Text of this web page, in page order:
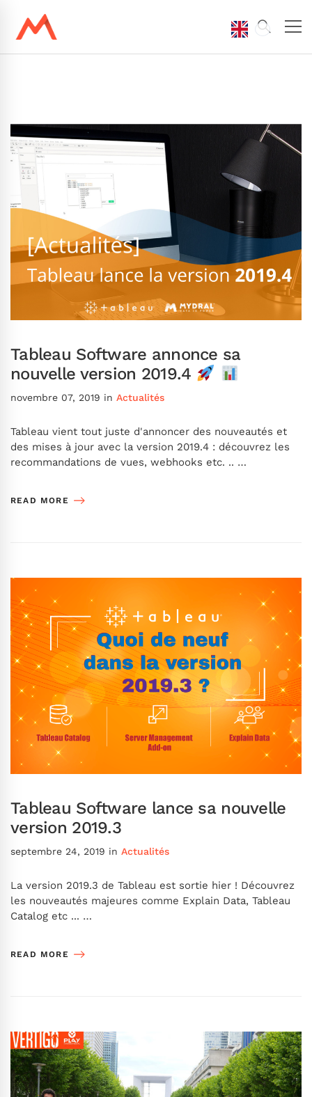
Tableau Software annonce sa
nouvelle version 2019.4
novembre 07, 2019 in Actualités
Tableau vient tout juste d'annoncer des nouveautés et
des mises à jour avec la version 2019.4 : découvrez les
recommandations de vues, webhooks etc. .. …
READ MORE
Tableau Software lance sa nouvelle
version 2019.3
septembre 24, 2019 in Actualités
La version 2019.3 de Tableau est sortie hier ! Découvrez
les nouveautés majeures comme Explain Data, Tableau
Catalog etc ... …
READ MORE